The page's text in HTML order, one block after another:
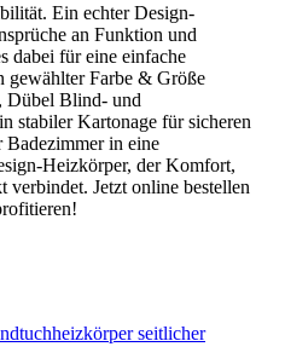
Ein echter Design-
an Funktion und
dabei für eine einfache
gewählter Farbe & Größe
Dübel Blind- und
stabiler Kartonage für sicheren
Badezimmer in eine
Heizkörper, der Komfort,
Jetzt online bestellen